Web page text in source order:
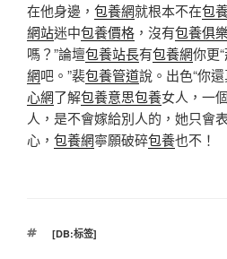
在他身邊， 包養網就根本不在包
網站迷中包養價格 ，沒有包養俱
嗎？”論壇包養站長有包養網你更
網吧。”裴包養管道說。出色“你
心網了解包養意思包養女人，一
人，是不會嫁給別人的，她只會
心， 包養網寧願破碎包養也不！
標
[DB:标签]